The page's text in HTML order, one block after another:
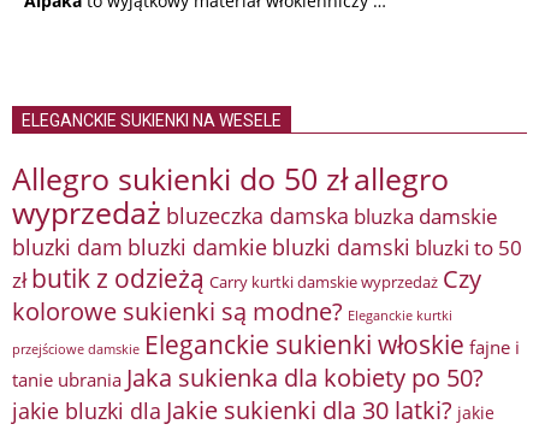
ELEGANCKIE SUKIENKI NA WESELE
Allegro sukienki do 50 złallegro
wyprzedaż bluzeczka damska bluzka damskie
bluzki dam bluzki damkie bluzki damski bluzki to 50
zł butik z odzieżą Carry kurtki damskie wyprzedaż Czy
kolorowe sukienki są modne? Eleganckie kurtki
przejściowe damskie Eleganckie sukienki włoskie fajne i
tanie ubrania Jaka sukienka dla kobiety po 50?
jakie bluzki dla Jakie sukienki dla 30 latki? jakie